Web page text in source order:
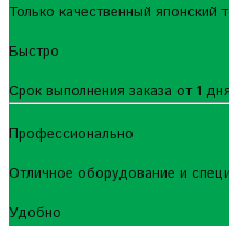
Только качественный японский
Быстро
Срок выполнения заказа от 1
Профессионально
Отличное оборудование и
Удобно